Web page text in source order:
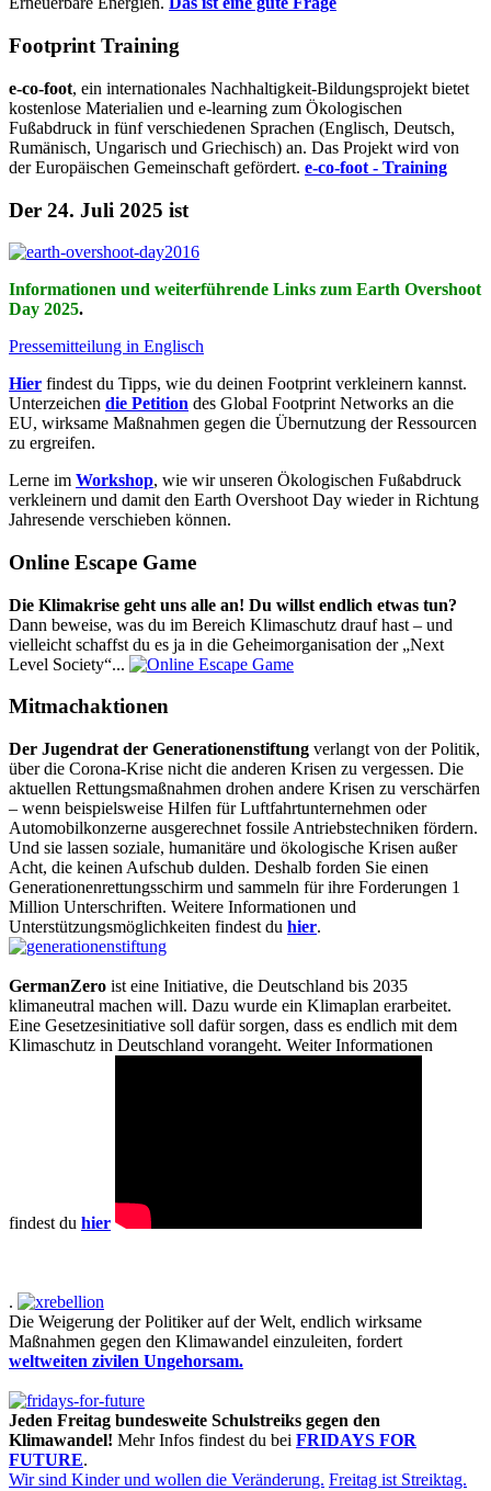
Footprint Training
e-co-foot, ein internationales Nachhaltigkeit-Bildungsprojekt bietet
kostenlose Materialien und e-learning zum Ökologischen
Fußabdruck in fünf verschiedenen Sprachen (Englisch, Deutsch,
Rumänisch, Ungarisch und Griechisch) an. Das Projekt wird von
der Europäischen Gemeinschaft gefördert. e-co-foot - Training
Der 24. Juli 2025 ist
Informationen und weiterführende Links zum Earth Overshoot
Day 2025.
Pressemitteilung in Englisch
Hier findest du Tipps, wie du deinen Footprint verkleinern kannst.
Unterzeichen die Petition des Global Footprint Networks an die
EU, wirksame Maßnahmen gegen die Übernutzung der Ressourcen
zu ergreifen.
Lerne im Workshop, wie wir unseren Ökologischen Fußabdruck
verkleinern und damit den Earth Overshoot Day wieder in Richtung
Jahresende verschieben können.
Online Escape Game
Die Klimakrise geht uns alle an! Du willst endlich etwas tun?
Dann beweise, was du im Bereich Klimaschutz drauf hast – und
vielleicht schaffst du es ja in die Geheimorganisation der „Next
Level Society“...
Mitmachaktionen
Der Jugendrat der Generationenstiftung verlangt von der Politik,
über die Corona-Krise nicht die anderen Krisen zu vergessen. Die
aktuellen Rettungsmaßnahmen drohen andere Krisen zu verschärfen
– wenn beispielsweise Hilfen für Luftfahrtunternehmen oder
Automobilkonzerne ausgerechnet fossile Antriebstechniken fördern.
Und sie lassen soziale, humanitäre und ökologische Krisen außer
Acht, die keinen Aufschub dulden. Deshalb forden Sie einen
Generationenrettungsschirm und sammeln für ihre Forderungen 1
Million Unterschriften. Weitere Informationen und
Unterstützungsmöglichkeiten findest du hier.
GermanZero ist eine Initiative, die Deutschland bis 2035
klimaneutral machen will. Dazu wurde ein Klimaplan erarbeitet.
Eine Gesetzesinitiative soll dafür sorgen, dass es endlich mit dem
Klimaschutz in Deutschland vorangeht. Weiter Informationen
findest du hier
.
Die Weigerung der Politiker auf der Welt, endlich wirksame
Maßnahmen gegen den Klimawandel einzuleiten, fordert
weltweiten zivilen Ungehorsam.
Jeden Freitag bundesweite Schulstreiks gegen den
Klimawandel! Mehr Infos findest du bei FRIDAYS FOR
FUTURE.
Wir sind Kinder und wollen die Veränderung. Freitag ist Streiktag.